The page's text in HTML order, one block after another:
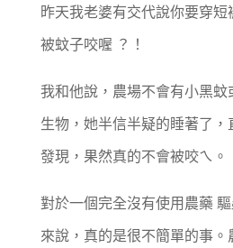
昨天我老婆有交代說你要穿
被蚊子咬喔 ？！
我和他說，農場不會有小黑
生物，她半信半疑的睡著了
發現，果然真的不會被咬ㄟ。
對於一個完全沒有使用農藥
來說，真的是很不簡單的事